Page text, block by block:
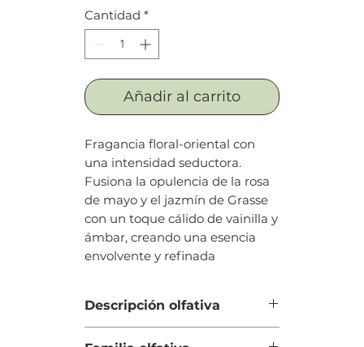
Cantidad *
Añadir al carrito
Fragancia floral-oriental con
una intensidad seductora.
Fusiona la opulencia de la rosa
de mayo y el jazmín de Grasse
con un toque cálido de vainilla y
ámbar, creando una esencia
envolvente y refinada
Descripción olfativa